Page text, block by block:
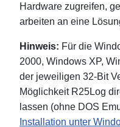
Hardware zugreifen,
arbeiten an eine
Hinweis: Für die
2000, Windows XP,
der jeweiligen 32-Bit
Möglichkeit R25Log
lassen (ohne DOS
Installation unter